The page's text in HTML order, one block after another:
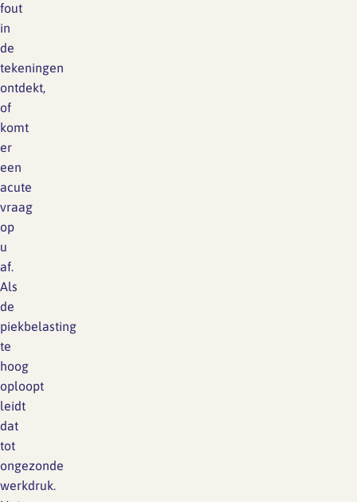
fout
in
de
tekeningen
ontdekt,
of
komt
er
een
acute
vraag
op
u
af.
Als
de
piekbelasting
te
hoog
oploopt
leidt
dat
tot
ongezonde
werkdruk.